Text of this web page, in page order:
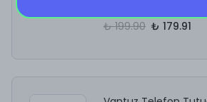
₺ 199.90 ₺ 179.91